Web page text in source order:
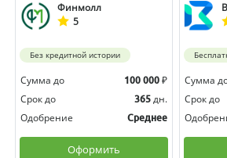
Финмолл
5
Без кредитной истории
Сумма до 100 000 ₽
Срок до
365 дн.
Одобрение
Среднее
Оформить
Сумма
Срок до